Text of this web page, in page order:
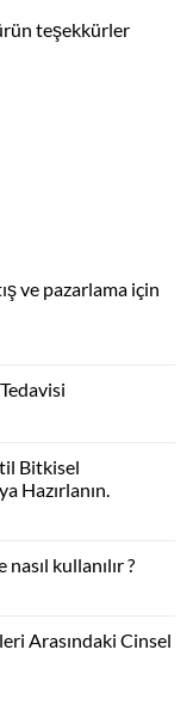
teşekkürler
ve pazarlama için
Bitkisel
Hazırlanın.
kullanılır ?
Arasındaki Cinsel